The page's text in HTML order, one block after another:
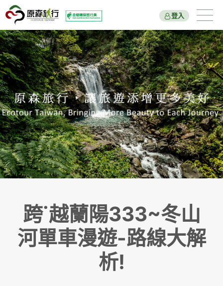
遊程總覽
旅遊主題
國家公園
新北市綠色旅遊
原森好報
關於我們
出團行程與報名
登入
跨˙越蘭陽333~冬山
河單車漫遊-路線大解
析!